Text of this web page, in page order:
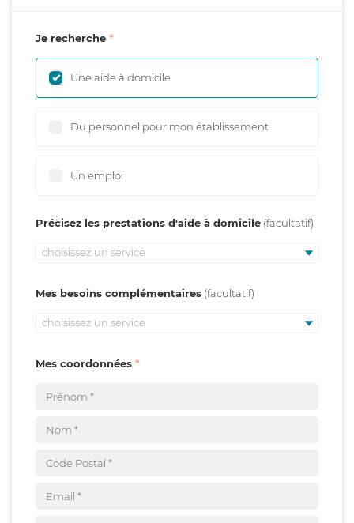
Je recherche
Une aide à domicile
Du personnel pour mon établissement
Un emploi
Précisez les prestations d'aide à domicile
choisissez un service
Mes besoins complémentaires
choisissez un service
Mes coordonnées